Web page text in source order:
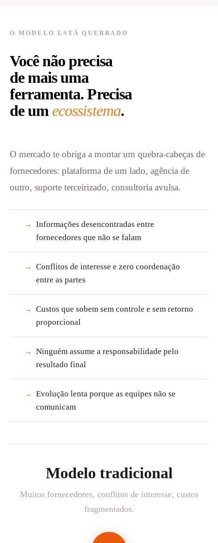
O MODELO ESTÁ QUEBRADO
Você não precisa
de mais uma
ferramenta. Precisa
de um ecossistema.
O mercado te obriga a montar um quebra-cabeças de
fornecedores: plataforma de um lado, agência de
outro, suporte terceirizado, consultoria avulsa.
→
Informações desencontradas entre
fornecedores que não se falam
→
Conflitos de interesse e zero coordenação
entre as partes
→
Custos que sobem sem controle e sem retorno
proporcional
→
Ninguém assume a responsabilidade pelo
resultado final
→
Evolução lenta porque as equipes não se
comunicam
Modelo tradicional
Muitos fornecedores, conflitos de interesse, custos
fragmentados.